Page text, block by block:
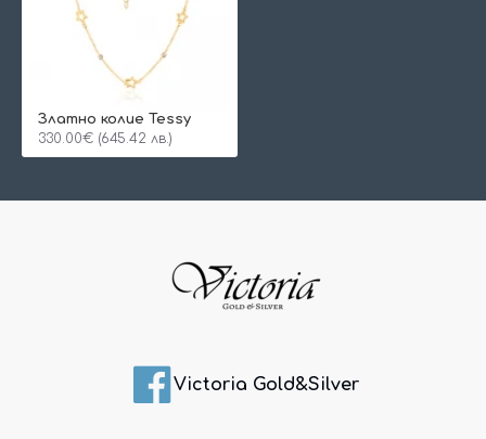
Златно колие Tessy
330.00€ (645.42 лв.)
Victoria Gold&Silver